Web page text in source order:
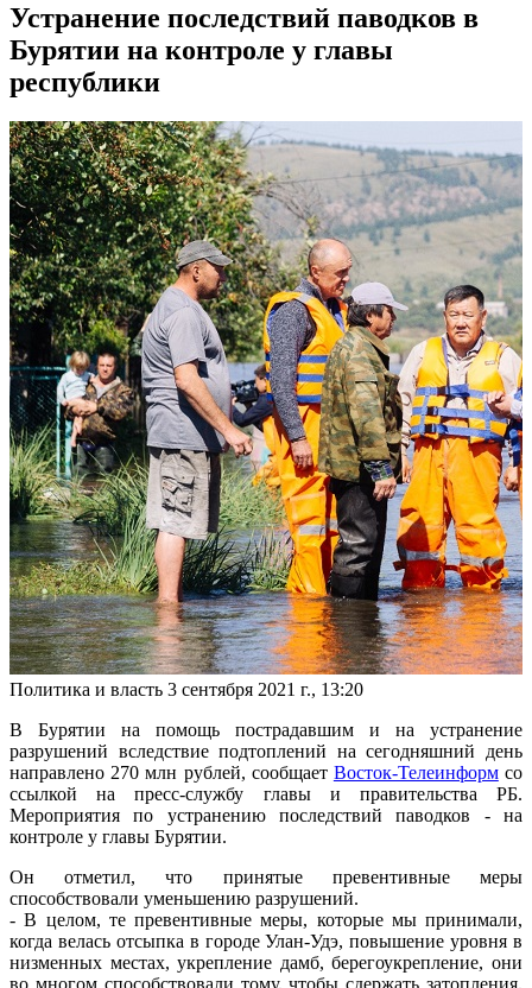
Устранение последствий паводков в
Бурятии на контроле у главы
республики
Политика и власть 3 сентября 2021 г., 13:20
В Бурятии на помощь пострадавшим и на устранение
разрушений вследствие подтоплений на сегодняшний день
направлено 270 млн рублей, сообщает Восток-Телеинформсо
ссылкой на пресс-службу главы и правительства РБ.
Мероприятия по устранению последствий паводков - на
контроле у главы Бурятии.
Он отметил, что принятые превентивные меры
способствовали уменьшению разрушений.
- В целом, те превентивные меры, которые мы принимали,
когда велась отсыпка в городе Улан-Удэ, повышение уровня в
низменных местах, укрепление дамб, берегоукрепление, они